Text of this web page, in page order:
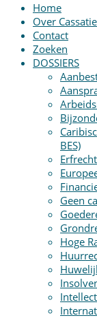
Home
Over
Contact
Zoeken
DOSSIERS
BES)
Erfrecht
Geen
Hoge